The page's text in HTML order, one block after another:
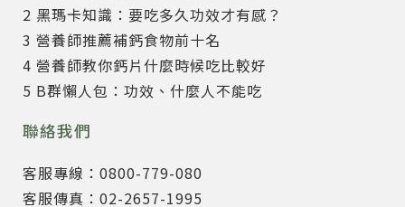
2 黑瑪卡知識：要吃多久功效才有感？
3 營養師推薦補鈣食物前十名
4 營養師教你鈣片什麼時候吃比較好
5 B群懶人包：功效、什麼人不能吃
聯絡我們
客服專線：0800-779-080
客服傳真：02-2657-1995